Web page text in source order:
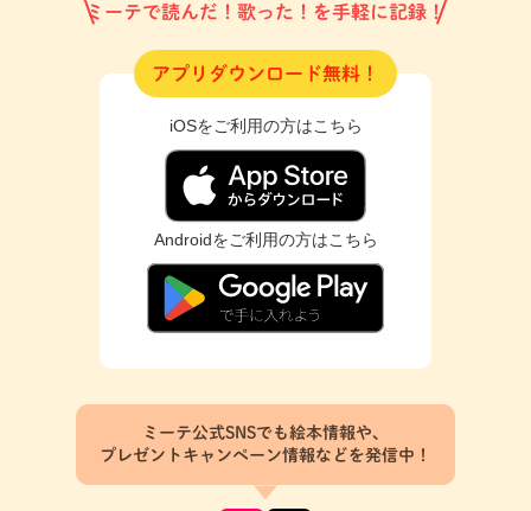
ミーテで読んだ！歌った！を手軽に記録！
アプリダウンロード無料！
iOSをご利用の方はこちら
Androidをご利用の方はこちら
ミーテ公式SNSでも絵本情報や、
プレゼントキャンペーン情報などを発信中！